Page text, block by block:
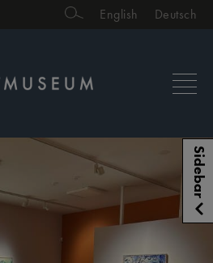
English Deutsch
Sidebar